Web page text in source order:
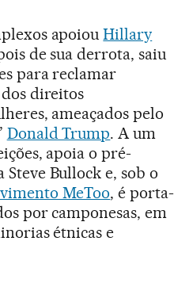
apoiouHillary
de sua derrota, saiu
para reclamar
direitos
ameaçados pelo
Donald Trump. A um
apoia o pré-
Bullock e, sob o
MeToo, é porta-
por camponesas, em
étnicas e